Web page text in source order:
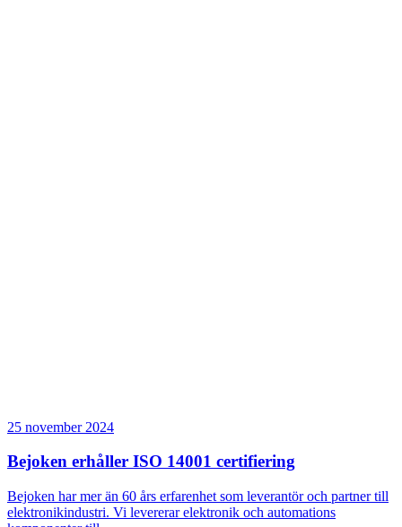
25 november 2024
Bejoken erhåller ISO 14001 certifiering
Bejoken har mer än 60 års erfarenhet som leverantör och partner till
elektronikindustri. Vi levererar elektronik och automations